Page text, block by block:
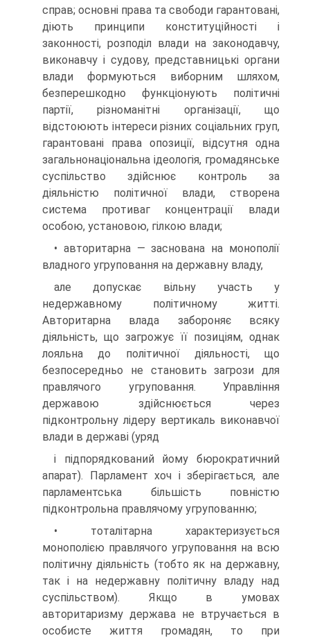
справ; основні права та свободи гарантовані,
діють принципи конституційності і
законності, розподіл влади на законодавчу,
виконавчу і судову, представницькі органи
влади формуються виборним шляхом,
безперешкодно функціонують політичні
партії, різноманітні організації, що
відстоюють інтереси різних соціальних груп,
гарантовані права опозиції, відсутня одна
загальнонаціональна ідеологія, громадянське
суспільство здійснює контроль за
діяльністю політичної влади, створена
система противаг концентрації влади
особою, установою, гілкою влади;
• авторитарна — заснована на монополії
владного угруповання на державну владу,
але допускає вільну участь у
недержавному політичному житті.
Авторитарна влада забороняє всяку
діяльність, що загрожує її позиціям, однак
лояльна до політичної діяльності, що
безпосередньо не становить загрози для
правлячого угруповання. Управління
державою здійснюється через
підконтрольну лідеру вертикаль виконавчої
влади в державі (уряд
і підпорядкований йому бюрократичний
апарат). Парламент хоч і зберігається, але
парламентська більшість повністю
підконтрольна правлячому угрупованню;
• тоталітарна характеризується
монополією правлячого угруповання на всю
політичну діяльність (тобто як на державну,
так і на недержавну політичну владу над
суспільством). Якщо в умовах
авторитаризму держава не втручається в
особисте життя громадян, то при